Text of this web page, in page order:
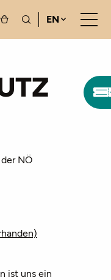
EN
NÖ
ist uns ein